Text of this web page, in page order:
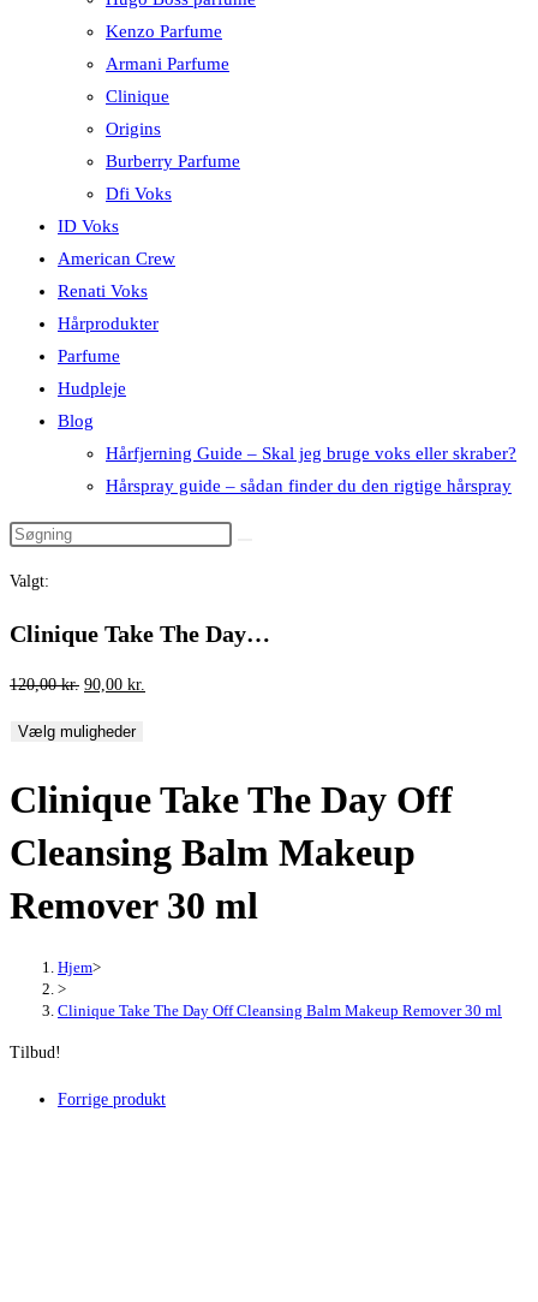
Kenzo Parfume
Armani Parfume
Clinique
Origins
Burberry Parfume
Dfi Voks
ID Voks
American Crew
Renati Voks
Hårprodukter
Parfume
Hudpleje
Blog
Hårfjerning Guide – Skal jeg bruge voks eller skraber?
Hårspray guide – sådan finder du den rigtige hårspray
Valgt:
Clinique Take The Day…
120,00kr. Den
pris
120,00 kr..
90,00 kr.
90,00 kr..
Vælg muligheder
Clinique Take The Day Off
Cleansing Balm Makeup
Remover 30 ml
Hjem>
>
Clinique Take The Day Off Cleansing Balm Makeup Remover 30 ml
Tilbud!
Forrige produkt